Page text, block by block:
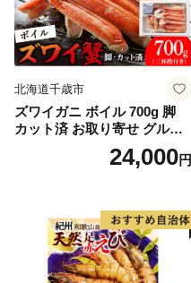
北海道千歳市
ズワイガニ ボイル 700g 脚
カット済 お取り寄せ グルメ
【北海道】【札幌バルナバフ
24,000円